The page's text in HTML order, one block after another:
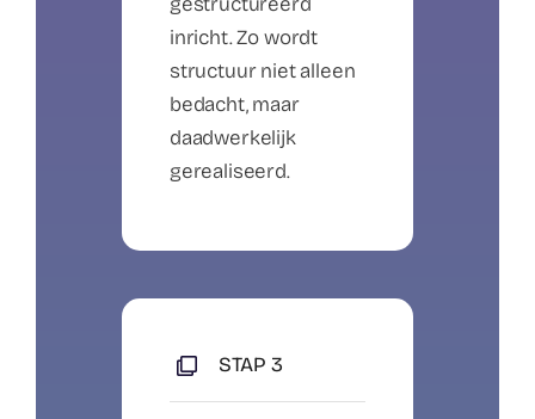
inricht. Zo wordt
structuur niet alleen
bedacht, maar
daadwerkelijk
gerealiseerd.
STAP 3